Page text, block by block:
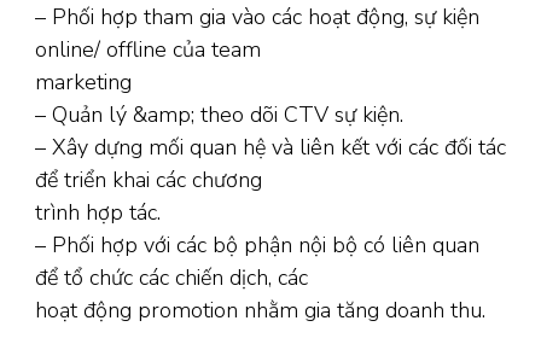
– Phối hợp tham gia vào các hoạt động, sự kiện
online/ offline của team
marketing
– Quản lý &amp; theo dõi CTV sự kiện.
– Xây dựng mối quan hệ và liên kết với các đối tác
để triển khai các chương
trình hợp tác.
– Phối hợp với các bộ phận nội bộ có liên quan
để tổ chức các chiến dịch, các
hoạt động promotion nhằm gia tăng doanh thu.